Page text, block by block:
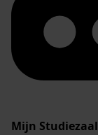
Mijn Studiezaal